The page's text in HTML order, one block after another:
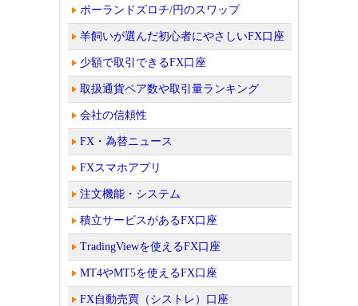
ポーランドズロチ/円のスワップ
羊飼いが選んだ初心者にやさしいFX口座
少額で取引できるFX口座
取扱通貨ペア数や取引量ランキング
会社の信頼性
FX・為替ニュース
FXスマホアプリ
注文機能・システム
積立サービスがあるFX口座
TradingViewを使えるFX口座
MT4やMT5を使えるFX口座
FX自動売買（シストレ）口座